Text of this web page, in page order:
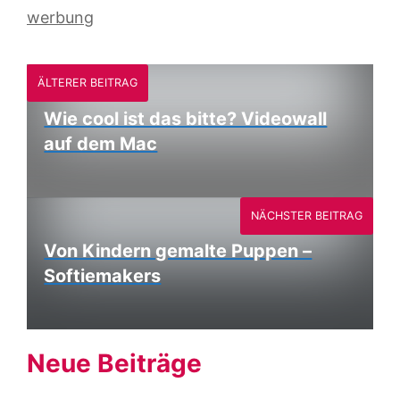
werbung
ÄLTERER BEITRAG
Wie cool ist das bitte? Videowall
auf dem Mac
Von Kindern gemalte Puppen –
Softiemakers
NÄCHSTER BEITRAG
Neue Beiträge